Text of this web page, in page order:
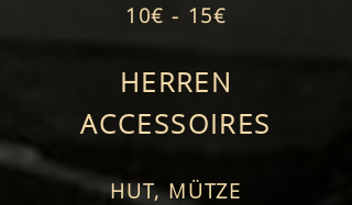
10€ - 15€
HERREN
ACCESSOIRES
HUT, MÜTZE